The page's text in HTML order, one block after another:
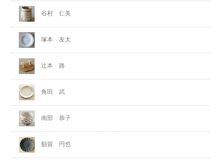
谷村 仁美
塚本 友太
辻本 路
角田 武
南部 恭子
額賀 円也